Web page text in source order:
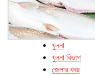
খুলনা
খুলনা বিভাগ
জেলার খবর